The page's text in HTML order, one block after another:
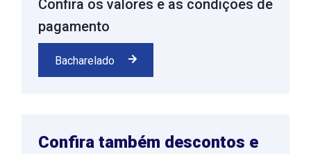
Confira os valores e as condições de
pagamento
Bacharelado
Confira também descontos e